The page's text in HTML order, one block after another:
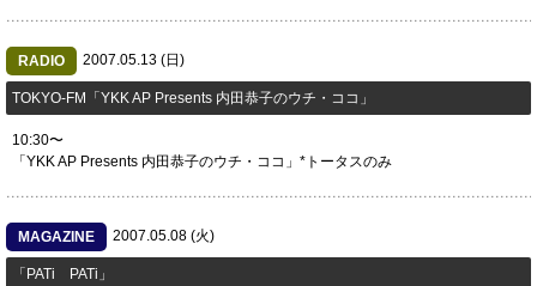
RADIO 2007.05.13 (日)
TOKYO-FM「YKK AP Presents 内田恭子のウチ・ココ」
10:30〜
「YKK AP Presents 内田恭子のウチ・ココ」*トータスのみ
MAGAZINE 2007.05.08 (火)
「PATi PATi」